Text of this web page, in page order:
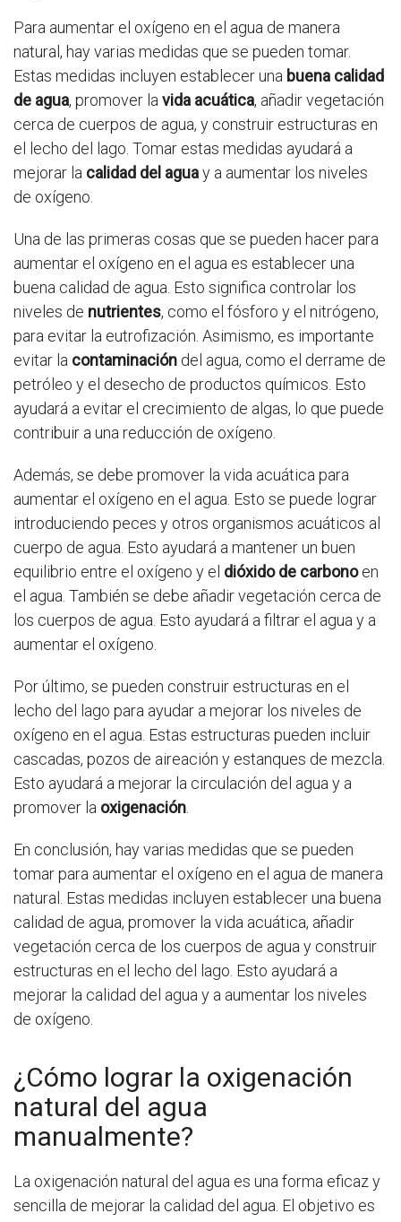
Para aumentar el oxígeno en el agua de manera
natural, hay varias medidas que se pueden tomar.
Estas medidas incluyen establecer una buena calidad
de agua, promover la vida acuática, añadir vegetación
cerca de cuerpos de agua, y construir estructuras en
el lecho del lago. Tomar estas medidas ayudará a
mejorar la calidad del aguay a aumentar los niveles
de oxígeno.
Una de las primeras cosas que se pueden hacer para
aumentar el oxígeno en el agua es establecer una
buena calidad de agua. Esto significa controlar los
niveles de nutrientes, como el fósforo y el nitrógeno,
para evitar la eutrofización. Asimismo, es importante
evitar la contaminación del agua, como el derrame de
petróleo y el desecho de productos químicos. Esto
ayudará a evitar el crecimiento de algas, lo que puede
contribuir a una reducción de oxígeno.
Además, se debe promover la vida acuática para
aumentar el oxígeno en el agua. Esto se puede lograr
introduciendo peces y otros organismos acuáticos al
cuerpo de agua. Esto ayudará a mantener un buen
equilibrio entre el oxígeno y el dióxido de carbonoen
el agua. También se debe añadir vegetación cerca de
los cuerpos de agua. Esto ayudará a filtrar el agua y a
aumentar el oxígeno.
Por último, se pueden construir estructuras en el
lecho del lago para ayudar a mejorar los niveles de
oxígeno en el agua. Estas estructuras pueden incluir
cascadas, pozos de aireación y estanques de mezcla.
Esto ayudará a mejorar la circulación del agua y a
promover la oxigenación
En conclusión, hay varias medidas que se pueden
tomar para aumentar el oxígeno en el agua de manera
natural. Estas medidas incluyen establecer una buena
calidad de agua, promover la vida acuática, añadir
vegetación cerca de los cuerpos de agua y construir
estructuras en el lecho del lago. Esto ayudará a
mejorar la calidad del agua y a aumentar los niveles
de oxígeno.
¿Cómo lograr la oxigenación
natural del agua
manualmente?
La oxigenación natural del agua es una forma eficaz y
sencilla de mejorar la calidad del agua. El objetivo es